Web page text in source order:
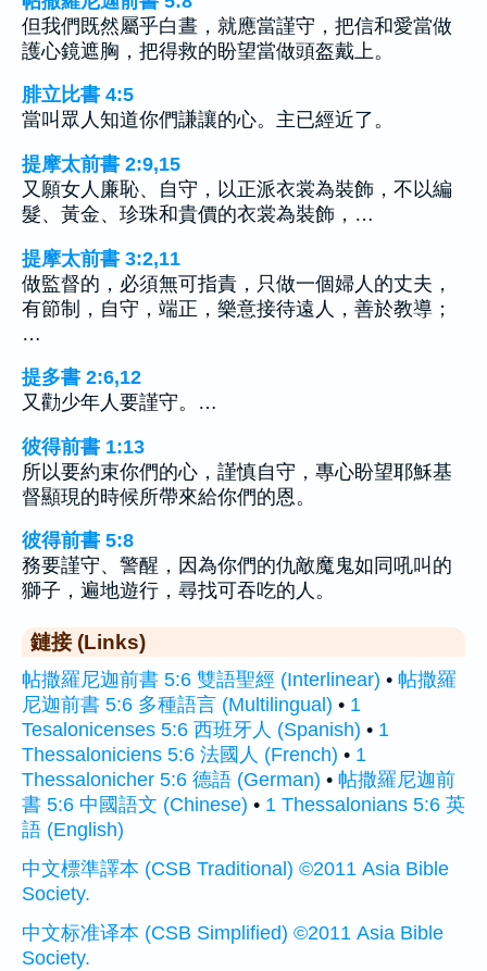
但我們既然屬乎白晝，就應當謹守，把信和愛當做
護心鏡遮胸，把得救的盼望當做頭盔戴上。
腓立比書 4:5
當叫眾人知道你們謙讓的心。主已經近了。
提摩太前書 2:9,15
又願女人廉恥、自守，以正派衣裳為裝飾，不以編
髮、黃金、珍珠和貴價的衣裳為裝飾，…
提摩太前書 3:2,11
做監督的，必須無可指責，只做一個婦人的丈夫，
有節制，自守，端正，樂意接待遠人，善於教導；
…
提多書 2:6,12
又勸少年人要謹守。…
彼得前書 1:13
所以要約束你們的心，謹慎自守，專心盼望耶穌基
督顯現的時候所帶來給你們的恩。
彼得前書 5:8
務要謹守、警醒，因為你們的仇敵魔鬼如同吼叫的
獅子，遍地遊行，尋找可吞吃的人。
鏈接 (Links)
帖撒羅尼迦前書 5:6 雙語聖經 (Interlinear) • 帖撒羅
尼迦前書 5:6 多種語言 (Multilingual) • 1
Tesalonicenses 5:6 西班牙人 (Spanish) • 1
Thessaloniciens 5:6 法國人 (French) • 1
Thessalonicher 5:6 德語 (German) • 帖撒羅尼迦前
書 5:6 中國語文 (Chinese) • 1 Thessalonians 5:6 英
語 (English)
中文標準譯本 (CSB Traditional) ©2011 Asia Bible
Society.
中文标准译本 (CSB Simplified) ©2011 Asia Bible
Society.